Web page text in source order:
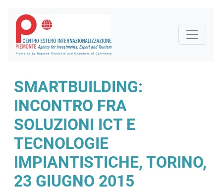
SMARTBUILDING:
INCONTRO FRA
SOLUZIONI ICT E
TECNOLOGIE
IMPIANTISTICHE, TORINO,
23 GIUGNO 2015